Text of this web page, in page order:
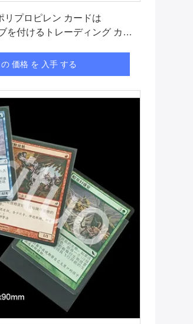
リプロピレン カードは
を付けるトレーディング カー
価格 を 入手 する